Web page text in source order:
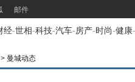
邮件
经-世相-科技-汽车-房产-时尚-健康-
> 曼城动态